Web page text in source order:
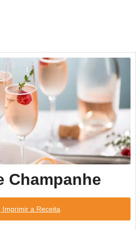
Champanhe
Imprimir a Receita